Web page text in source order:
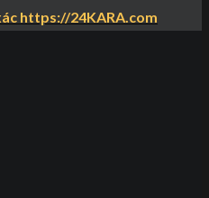
https://24KARA.com